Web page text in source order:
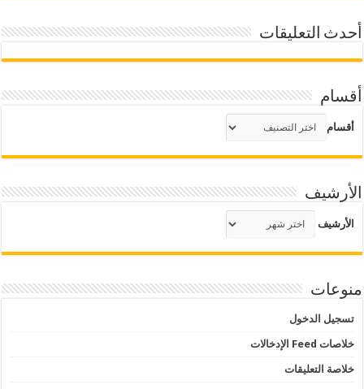
أحدث التعليقات
أقسام
أقسام
الأرشيف
الأرشيف
منوعات
تسجيل الدخول
خلاصات Feed الإدخالات
خلاصة التعليقات